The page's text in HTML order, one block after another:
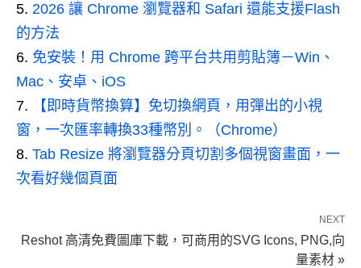
2026 讓 Chrome 瀏覽器和 Safari 還能支援Flash
的方法
免安裝！用 Chrome 跨平台共用剪貼簿－Win、
Mac、安卓、iOS
【即時貨幣換算】免切換網頁，用彈出的小視
窗，一次匯率轉換33種幣別。（Chrome）
Tab Resize 將瀏覽器分頁切割多個視窗畫面，一
次看好幾個頁面
NEXT
Reshot 高清免費圖庫下載，可商用的SVG Icons, PNG,向
量素材 »